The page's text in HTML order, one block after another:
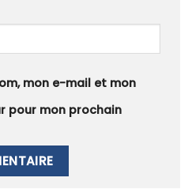
mon e-mail et mon
pour mon prochain